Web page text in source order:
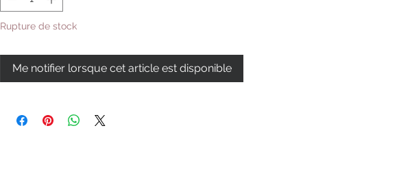
Rupture de stock
Me notifier lorsque cet article est disponible